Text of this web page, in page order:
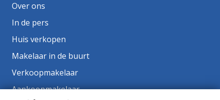
Over ons
In de pers
Huis verkopen
Makelaar in de buurt
Verkoopmakelaar
Aankoopmakelaar